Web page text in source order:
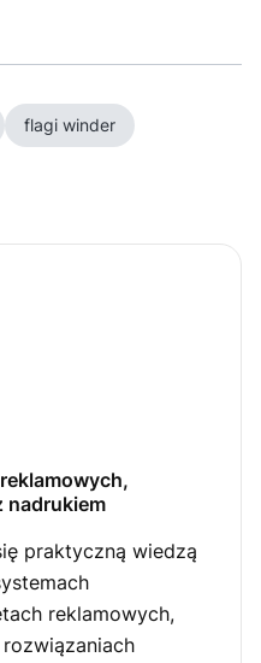
flagi winder
nadrukiem
praktyczną wiedzą
reklamowych,